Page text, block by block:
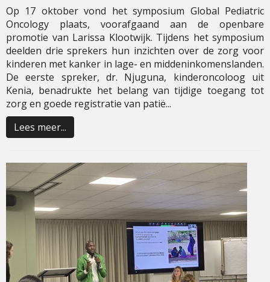
Op 17 oktober vond het symposium Global Pediatric
Oncology plaats, voorafgaand aan de openbare
promotie van Larissa Klootwijk. Tijdens het symposium
deelden drie sprekers hun inzichten over de zorg voor
kinderen met kanker in lage- en middeninkomenslanden.
De eerste spreker, dr. Njuguna, kinderoncoloog uit
Kenia, benadrukte het belang van tijdige toegang tot
zorg en goede registratie van patië...
Lees meer...